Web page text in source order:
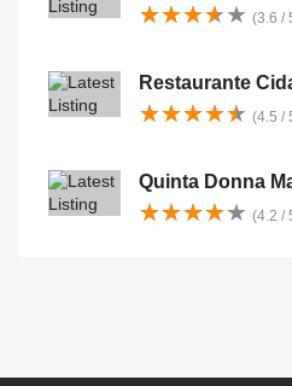
★★★★★
★★★★★ (3.6 /
Restaurante
★★★★★
★★★★★ (4.5 /
Quinta Donna
★★★★★
★★★★★ (4.2 /